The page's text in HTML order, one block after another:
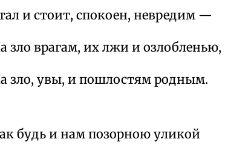
и стоит, спокоен, невредим —
зло врагам, их лжи и озлобленью,
зло, увы, и пошлостям родным.
будь и нам позорною уликой